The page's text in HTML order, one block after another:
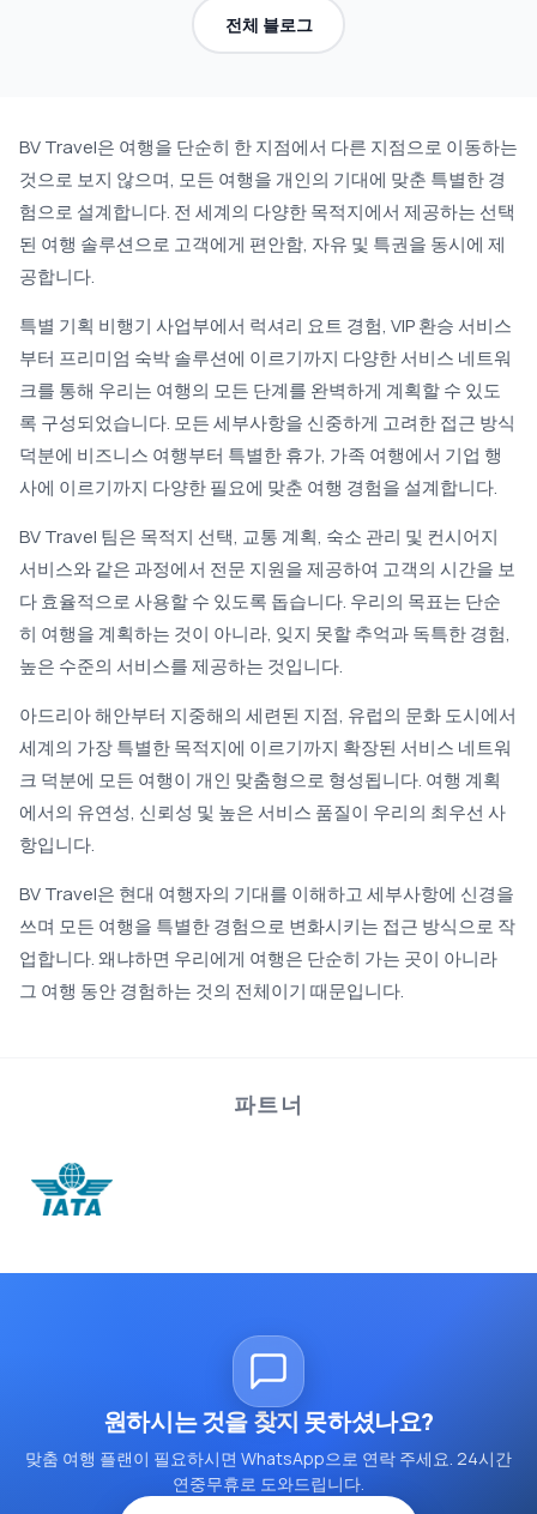
전체 블로그
BV Travel은 여행을 단순히 한 지점에서 다른 지점으로 이동하는
것으로 보지 않으며, 모든 여행을 개인의 기대에 맞춘 특별한 경
험으로 설계합니다. 전 세계의 다양한 목적지에서 제공하는 선택
된 여행 솔루션으로 고객에게 편안함, 자유 및 특권을 동시에 제
공합니다.
특별 기획 비행기 사업부에서 럭셔리 요트 경험, VIP 환승 서비스
부터 프리미엄 숙박 솔루션에 이르기까지 다양한 서비스 네트워
크를 통해 우리는 여행의 모든 단계를 완벽하게 계획할 수 있도
록 구성되었습니다. 모든 세부사항을 신중하게 고려한 접근 방식
덕분에 비즈니스 여행부터 특별한 휴가, 가족 여행에서 기업 행
사에 이르기까지 다양한 필요에 맞춘 여행 경험을 설계합니다.
BV Travel 팀은 목적지 선택, 교통 계획, 숙소 관리 및 컨시어지
서비스와 같은 과정에서 전문 지원을 제공하여 고객의 시간을 보
다 효율적으로 사용할 수 있도록 돕습니다. 우리의 목표는 단순
히 여행을 계획하는 것이 아니라, 잊지 못할 추억과 독특한 경험,
높은 수준의 서비스를 제공하는 것입니다.
아드리아 해안부터 지중해의 세련된 지점, 유럽의 문화 도시에서
세계의 가장 특별한 목적지에 이르기까지 확장된 서비스 네트워
크 덕분에 모든 여행이 개인 맞춤형으로 형성됩니다. 여행 계획
에서의 유연성, 신뢰성 및 높은 서비스 품질이 우리의 최우선 사
항입니다.
BV Travel은 현대 여행자의 기대를 이해하고 세부사항에 신경을
쓰며 모든 여행을 특별한 경험으로 변화시키는 접근 방식으로 작
업합니다. 왜냐하면 우리에게 여행은 단순히 가는 곳이 아니라
그 여행 동안 경험하는 것의 전체이기 때문입니다.
파트너
원하시는 것을 찾지 못하셨나요?
맞춤 여행 플랜이 필요하시면 WhatsApp으로 연락 주세요. 24시간
연중무휴로 도와드립니다.